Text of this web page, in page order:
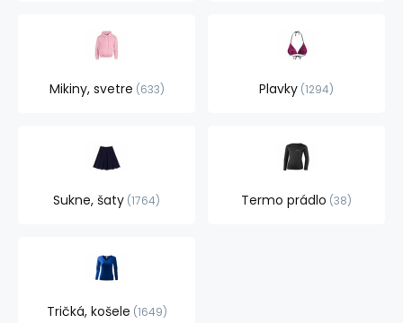
Mikiny, svetre 633 Plavky 1294
Sukne, šaty 1764 Termo prádlo 38
Tričká, košele 1649